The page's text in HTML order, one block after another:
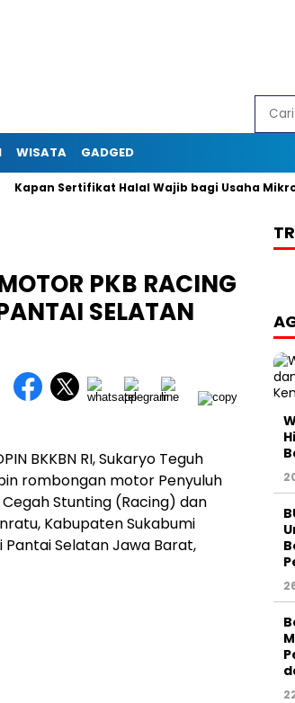
WISATA GADGED
Sertifikat Halal Wajib bagi Usaha Mikro
PKB RACING
SELATAN
BKKBN RI, Sukaryo Teguh
rombongan motor Penyuluh
Stunting (Racing) dan
Kabupaten Sukabumi
Selatan Jawa Barat,